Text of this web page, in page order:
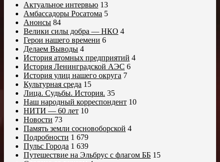
Актуальное интервью 13
Амбассадоры Росатома 5
Анонсы 84
Велики силы добра — НКО 4
Герои нашего времени 6
Делаем Выводы 4
История атомных предприятий 4
История Ленинградской АЭС 6
История улиц нашего округа 7
Культурная среда 15
Лица. Судьбы. История. 35
Наш народный корреспондент 10
НИТИ — 60 лет 10
Новости 73
Память земли сосновоборской 4
Подробности 1 679
Пульс Города 1 639
Путешествие на Эльбрус с флагом ББ 15